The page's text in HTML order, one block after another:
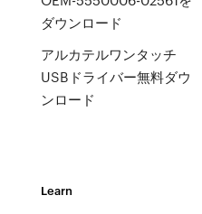
ダウンロード
アルカテルワンタッチ
USBドライバー無料ダウ
ンロード
Learn